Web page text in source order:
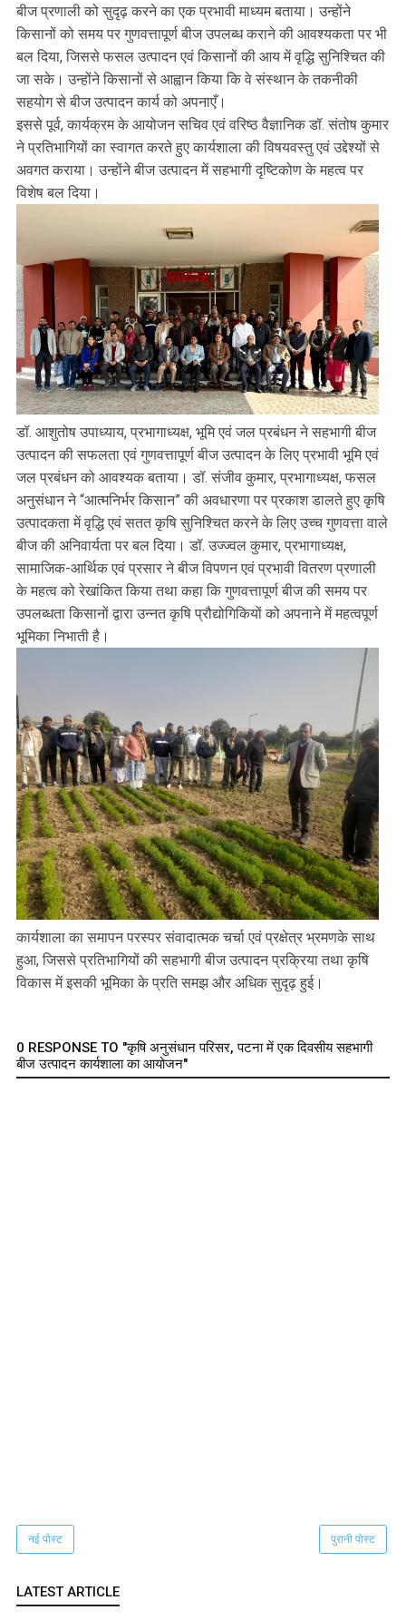
बीज प्रणाली को सुदृढ़ करने का एक प्रभावी माध्यम बताया। उन्होंने
किसानों को समय पर गुणवत्तापूर्ण बीज उपलब्ध कराने की आवश्यकता पर भी
बल दिया, जिससे फसल उत्पादन एवं किसानों की आय में वृद्धि सुनिश्चित की
जा सके। उन्होंने किसानों से आह्वान किया कि वे संस्थान के तकनीकी
सहयोग से बीज उत्पादन कार्य को अपनाएँ।
इससे पूर्व, कार्यक्रम के आयोजन सचिव एवं वरिष्ठ वैज्ञानिक डॉ. संतोष कुमार
ने प्रतिभागियों का स्वागत करते हुए कार्यशाला की विषयवस्तु एवं उद्देश्यों से
अवगत कराया। उन्होंने बीज उत्पादन में सहभागी दृष्टिकोण के महत्व पर
विशेष बल दिया।
डॉ. आशुतोष उपाध्याय, प्रभागाध्यक्ष, भूमि एवं जल प्रबंधन ने सहभागी बीज
उत्पादन की सफलता एवं गुणवत्तापूर्ण बीज उत्पादन के लिए प्रभावी भूमि एवं
जल प्रबंधन को आवश्यक बताया। डॉ. संजीव कुमार, प्रभागाध्यक्ष, फसल
अनुसंधान ने “आत्मनिर्भर किसान” की अवधारणा पर प्रकाश डालते हुए कृषि
उत्पादकता में वृद्धि एवं सतत कृषि सुनिश्चित करने के लिए उच्च गुणवत्ता वाले
बीज की अनिवार्यता पर बल दिया। डॉ. उज्ज्वल कुमार, प्रभागाध्यक्ष,
सामाजिक-आर्थिक एवं प्रसार ने बीज विपणन एवं प्रभावी वितरण प्रणाली
के महत्व को रेखांकित किया तथा कहा कि गुणवत्तापूर्ण बीज की समय पर
उपलब्धता किसानों द्वारा उन्नत कृषि प्रौद्योगिकियों को अपनाने में महत्वपूर्ण
भूमिका निभाती है।
कार्यशाला का समापन परस्पर संवादात्मक चर्चा एवं प्रक्षेत्र भ्रमणके साथ
हुआ, जिससे प्रतिभागियों की सहभागी बीज उत्पादन प्रक्रिया तथा कृषि
विकास में इसकी भूमिका के प्रति समझ और अधिक सुदृढ़ हुई।
0 RESPONSE TO "कृषि अनुसंधान परिसर, पटना में एक दिवसीय सहभागी
बीज उत्पादन कार्यशाला का आयोजन"
नई पोस्ट पुरानी पोस्ट
LATEST ARTICLE